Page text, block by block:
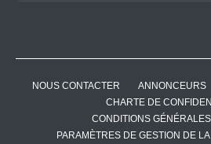
NOUS CONTACTER ANNONCEURS
CHARTE DE
CONDITIONS
PARAMÈTRES DE GESTION DE